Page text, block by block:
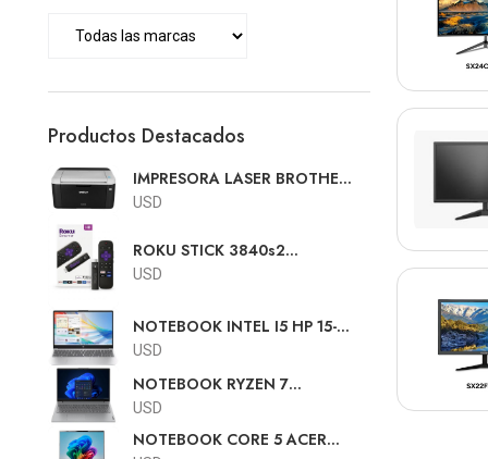
Productos Destacados
IMPRESORA LASER BROTHER
HL-1212w
USD
ROKU STICK 3840s2
SMARTER PLAYER HD CON
USD
NOTEBOOK INTEL I5 HP 15-
FD0154WM 15.6"FHD TOUCH
USD
NOTEBOOK RYZEN 7
LENOVO V15 15.6"FHD R7-
7730U 8GB 512GB SSD RJ45
FREE DOS TEC.ESPAÑOL
USD
NOTEBOOK CORE 5 ACER